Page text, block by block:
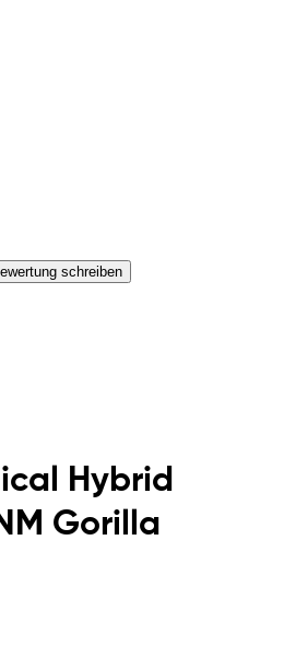
schreiben
Hybrid
Gorilla